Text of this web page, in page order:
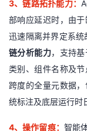
证
实
验
的
收
支
持
声
建
议
3、链路拓扑能力：
部响应延迟时，由
迅速隔离并界定系统
链分析能力，支持
类别、组件名称及
跨度的全量元数据
统标注及底层运行时
4、操作留痕： 智能